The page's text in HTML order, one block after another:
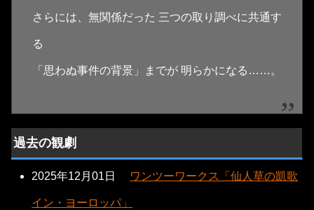
さらには、無関係だった 三つの取り調べに共通す
る
「思わぬ事件の背景」までが 明らかになる……。
過去の観劇
2025年12月01日 ワンツーワークス「仙人草の凱歌
イン・ヨーロッパ」